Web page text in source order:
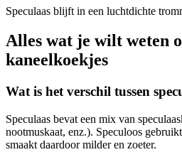
Speculaas blijft in een luchtdichte
Alles wat je wilt weten
kaneelkoekjes
Wat is het verschil tussen
Speculaas bevat een mix van
nootmuskaat, enz.). Speculoos
smaakt daardoor milder en zoeter.